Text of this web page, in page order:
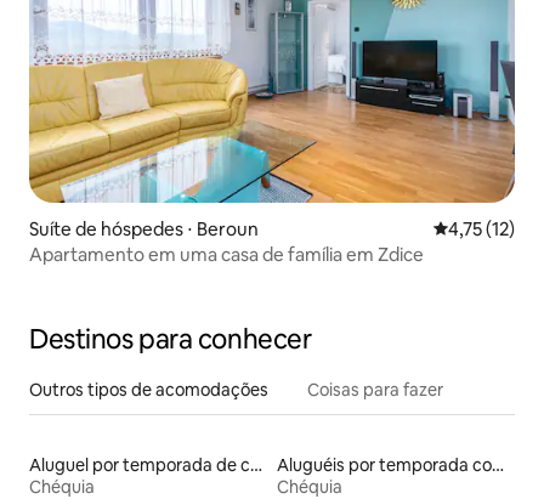
Suíte de hóspedes ⋅ Beroun 4,75 de uma
4,75 (12)
Apartamento em uma casa de família em Zdice
Destinos para conhecer
Outros tipos de acomodações Coisas para fazer
Aluguel por temporada de casas arredondadas
Chéquia
Aluguéis por temporada com acesso à praia
Chéquia